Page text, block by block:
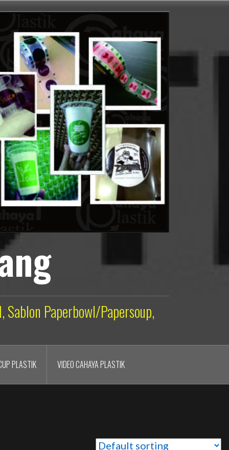
Paperbowl/Papersoup,
PLASTIK VIDEO CAHAYA PLASTIK